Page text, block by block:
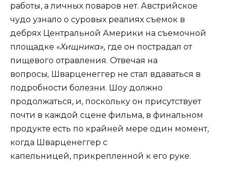
работы, а личных поваров нет. Австрийское
чудо узнало о суровых реалиях съемок в
дебрях Центральной Америки на съемочной
площадке «Хищника», где он пострадал от
пищевого отравления. Отвечая на
вопросы, Шварценеггер не стал вдаваться в
подробности болезни. Шоу должно
продолжаться, и, поскольку он присутствует
почти в каждой сцене фильма, в финальном
продукте есть по крайней мере один момент,
когда Шварценеггер с
капельницей, прикрепленной к его руке.